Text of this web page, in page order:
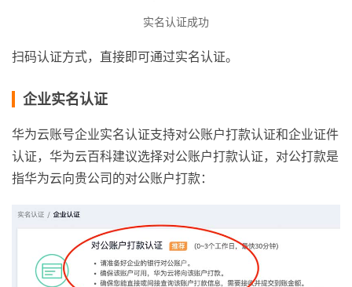
实名认证成功
扫码认证方式，直接即可通过实名认证。
企业实名认证
华为云账号企业实名认证支持对公账户打款认证和企业证件
认证，华为云百科建议选择对公账户打款认证，对公打款是
指华为云向贵公司的对公账户打款：